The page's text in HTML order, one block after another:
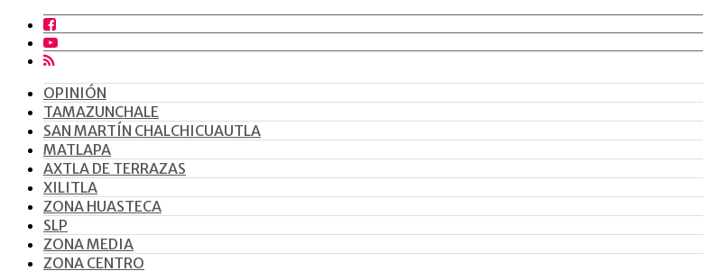
OPINIÓN
TAMAZUNCHALE
SAN MARTÍN CHALCHICUAUTLA
MATLAPA
AXTLA DE TERRAZAS
XILITLA
ZONA HUASTECA
SLP
ZONA MEDIA
ZONA CENTRO